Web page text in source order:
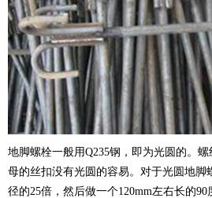
地脚螺栓一般用Q235钢，即为光圆的。
母的丝扣没有光圆的容易。对于光圆地脚
径的25倍，然后做一个120mm左右长的90